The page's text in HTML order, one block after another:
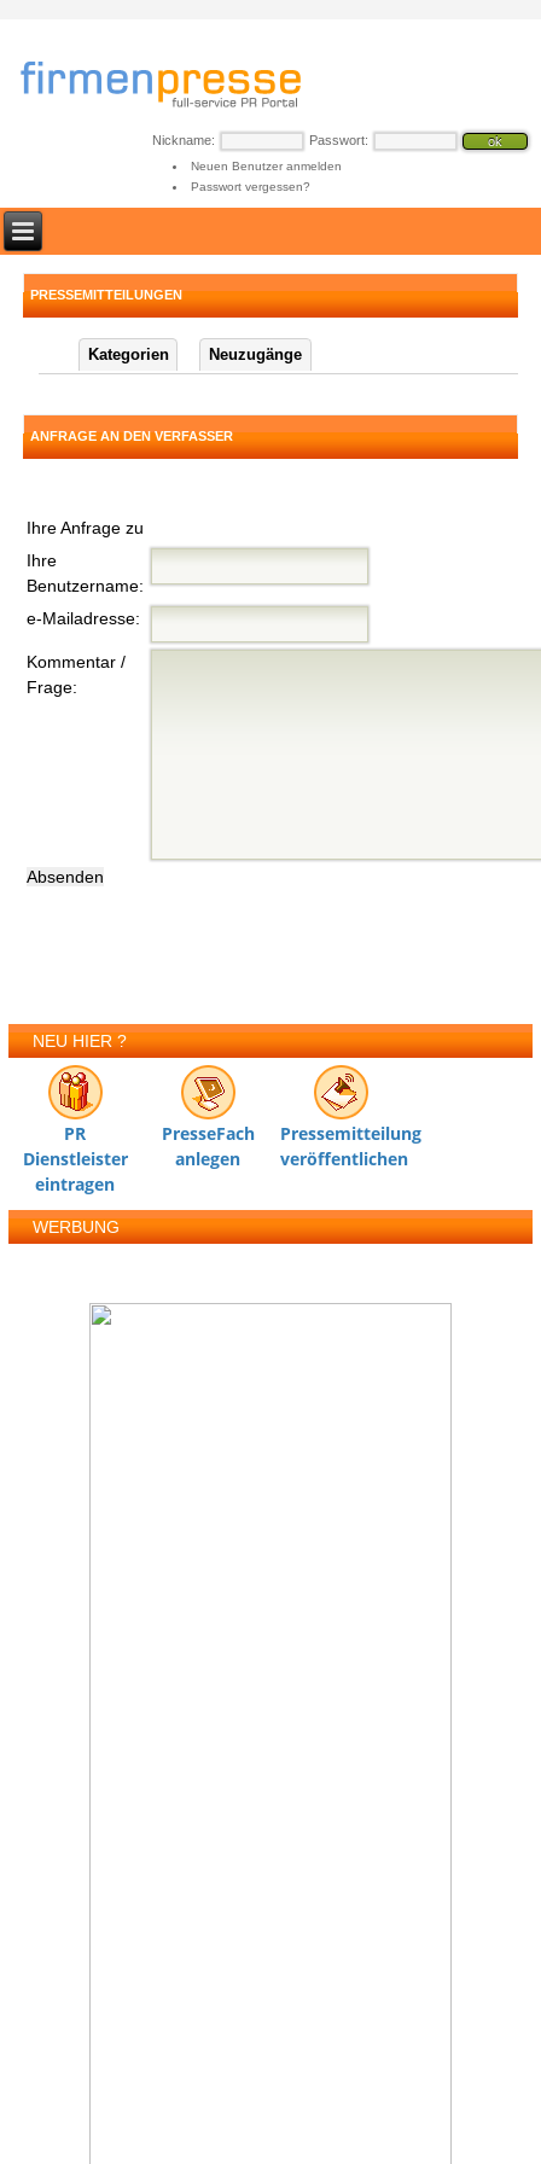
Nickname: Passwort:
Neuen Benutzer anmelden
Passwort vergessen?
PRESSEMITTEILUNGEN
Kategorien Neuzugänge
ANFRAGE AN DEN VERFASSER
Ihre Anfrage zu
Ihre
Benutzername:
e-Mailadresse:
Kommentar /
Frage:
NEU HIER ?
PR
Dienstleister
eintragen
PresseFach
anlegen
Pressemitteilung
veröffentlichen
WERBUNG